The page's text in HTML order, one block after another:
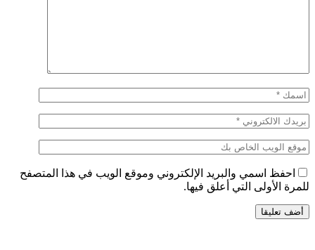
احفظ اسمي والبريد الإلكتروني وموقع الويب في هذا المتصفح
للمرة الأولى التي أعلق فيها.